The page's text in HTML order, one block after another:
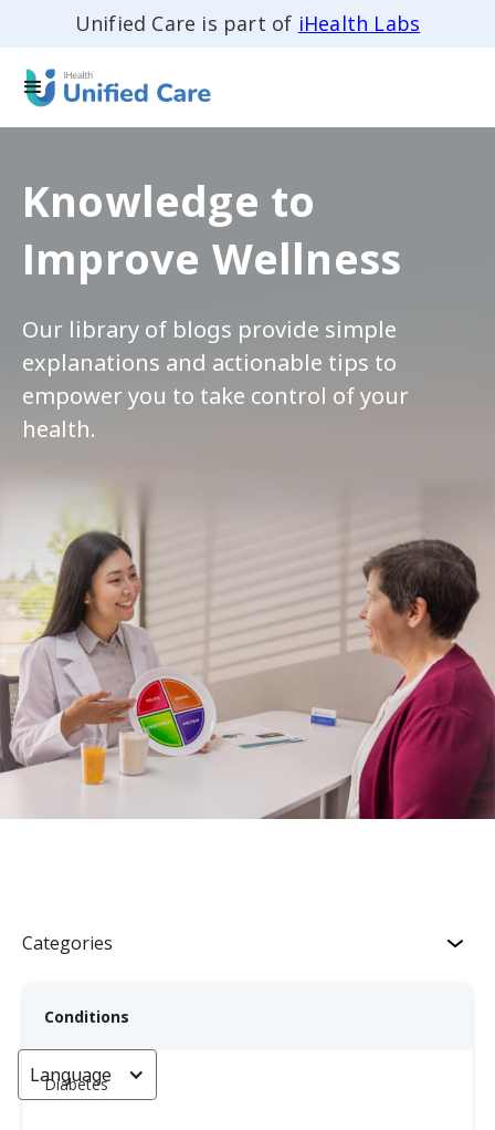
Unified Care is part of iHealth Labs
Knowledge to
Improve Wellness
Our library of blogs provide simple
explanations and actionable tips to
empower you to take control of your
health.
Categories
Conditions
Diabetes
Language